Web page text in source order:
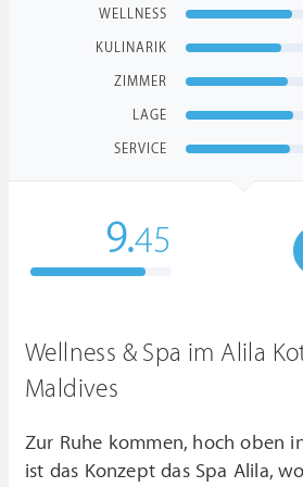
WELLNESS
KULINARIK
ZIMMER
LAGE
SERVICE
9.45
Wellness & Spa im Alila
Maldives
Zur Ruhe kommen, hoch oben
ist das Konzept das Spa Alila,